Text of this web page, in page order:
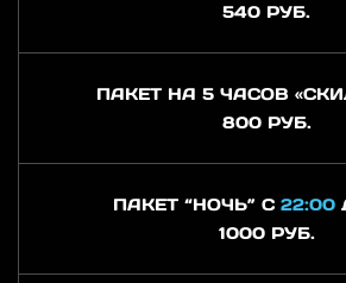
540 РУБ.
ПАКЕТ НА 5 ЧАСОВ
800 РУБ.
ПАКЕТ “НОЧЬ” С 22:00
1000 РУБ.